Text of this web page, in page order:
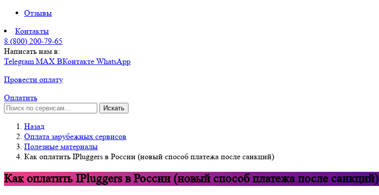
Отзывы
Контакты
8 (800) 200-79-65
Написать нам в:
TelegramMAX ВКонтакте WhatsApp
Провести оплату
Оплатить
Искать
Назад
Оплата зарубежных сервисов
Полезные материалы
Как оплатить IPluggers в России (новый способ платежа после санкций)
Как оплатить IPluggers в России (новый способ платежа после санкций)